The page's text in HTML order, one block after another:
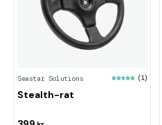
Seastar Solutions (1)
Stealth-rat